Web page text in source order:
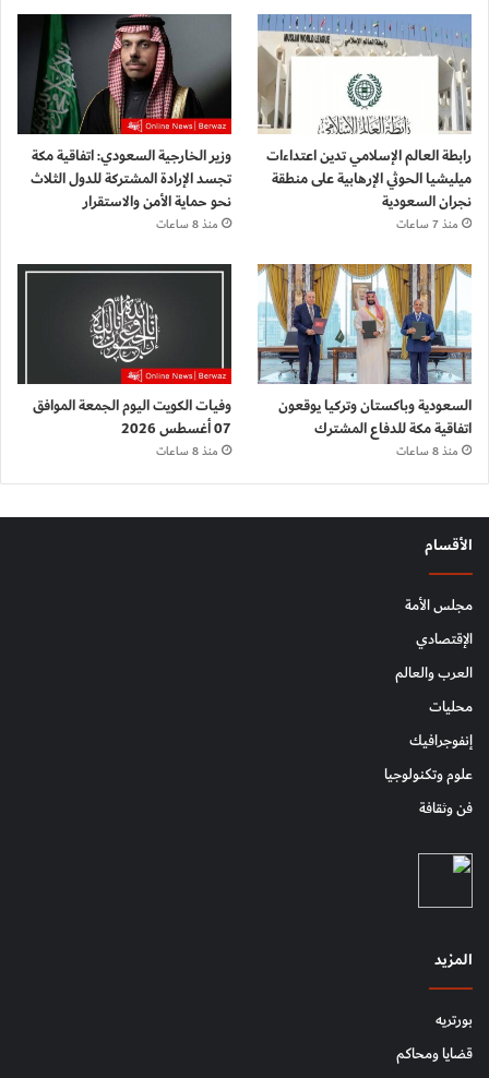
رابطة العالم الإسلامي تدين اعتداءات
ميليشيا الحوثي الإرهابية على منطقة
نجران السعودية
منذ 7 ساعات
وزير الخارجية السعودي: اتفاقية مكة
تجسد الإرادة المشتركة للدول الثلاث
نحو حماية الأمن والاستقرار
منذ 8 ساعات
السعودية وباكستان وتركيا يوقعون
اتفاقية مكة للدفاع المشترك
منذ 8 ساعات
وفيات الكويت اليوم الجمعة الموافق
07 أغسطس 2026
منذ 8 ساعات
الأقسام
مجلس الأمة
الإقتصادي
العرب والعالم
محليات
إنفوجرافيك
علوم وتكنولوجيا
فن وثقافة
المزيد
بورتريه
قضايا ومحاكم